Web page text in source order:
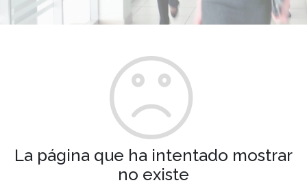
La página que ha intentado mostrar
no existe